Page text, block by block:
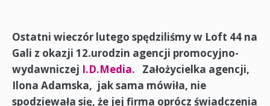
Ostatni wieczór lutego spędziliśmy w Loft 44 na
Gali z okazji 12.urodzin agencji promocyjno-
wydawniczej I.D.Media.
Założycielka agencji,
Ilona Adamska, jak sama mówiła, nie
spodziewała się, że jej firma oprócz świadczenia